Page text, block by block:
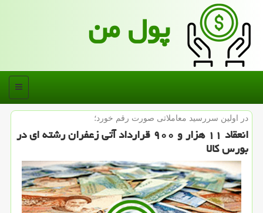
پول من
منو
در اولین سررسید معاملاتی صورت رقم خورد؛
انعقاد ۱۱ هزار و ۹۰۰ قرارداد آتی زعفران رشته ای در
بورس كالا